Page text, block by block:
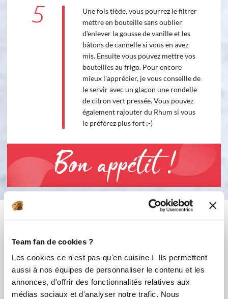
Team fan de cookies ?
Les cookies ce n'est pas qu'en cuisine ! Ils permettent
aussi à nos équipes de personnaliser le contenu et les
annonces, d'offrir des fonctionnalités relatives aux
médias sociaux et d'analyser notre trafic. Nous
5
Une fois tiède, vous pourrez le filtrer
mettre en bouteille sans oublier
d'enlever la gousse de vanille et les
bâtons de cannelle si vous en avez
mis. Ensuite vous pouvez mettre vos
bouteilles au frigo. Pour encore
mieux l'apprécier, je vous conseille de
le servir avec un glaçon une rondelle
de citron vert pressée. Vous pouvez
également rajouter du Rhum si vous
le préférez plus fort ;-)
Bon appétit !
Vous aimerez aussi ...